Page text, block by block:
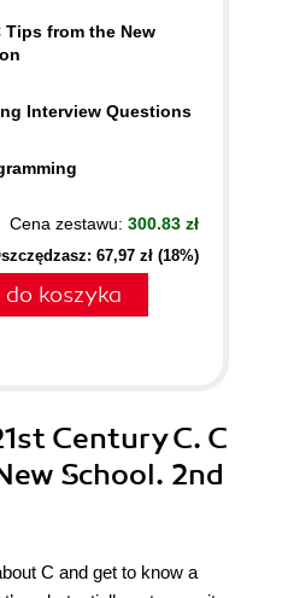
Tips from the New
Interview Questions
Cena zestawu: 300.83 zł
67,97 zł (18%)
do koszyka
Century C. C
School. 2nd
C and get to know a